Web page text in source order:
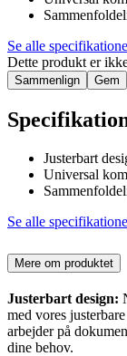
Se alle
Dette produkt er
Sammenlign Gem
Justerbart
Universal
Se alle
Mere om produktet
Justerbart design:
med vores
arbejder på
dine behov.